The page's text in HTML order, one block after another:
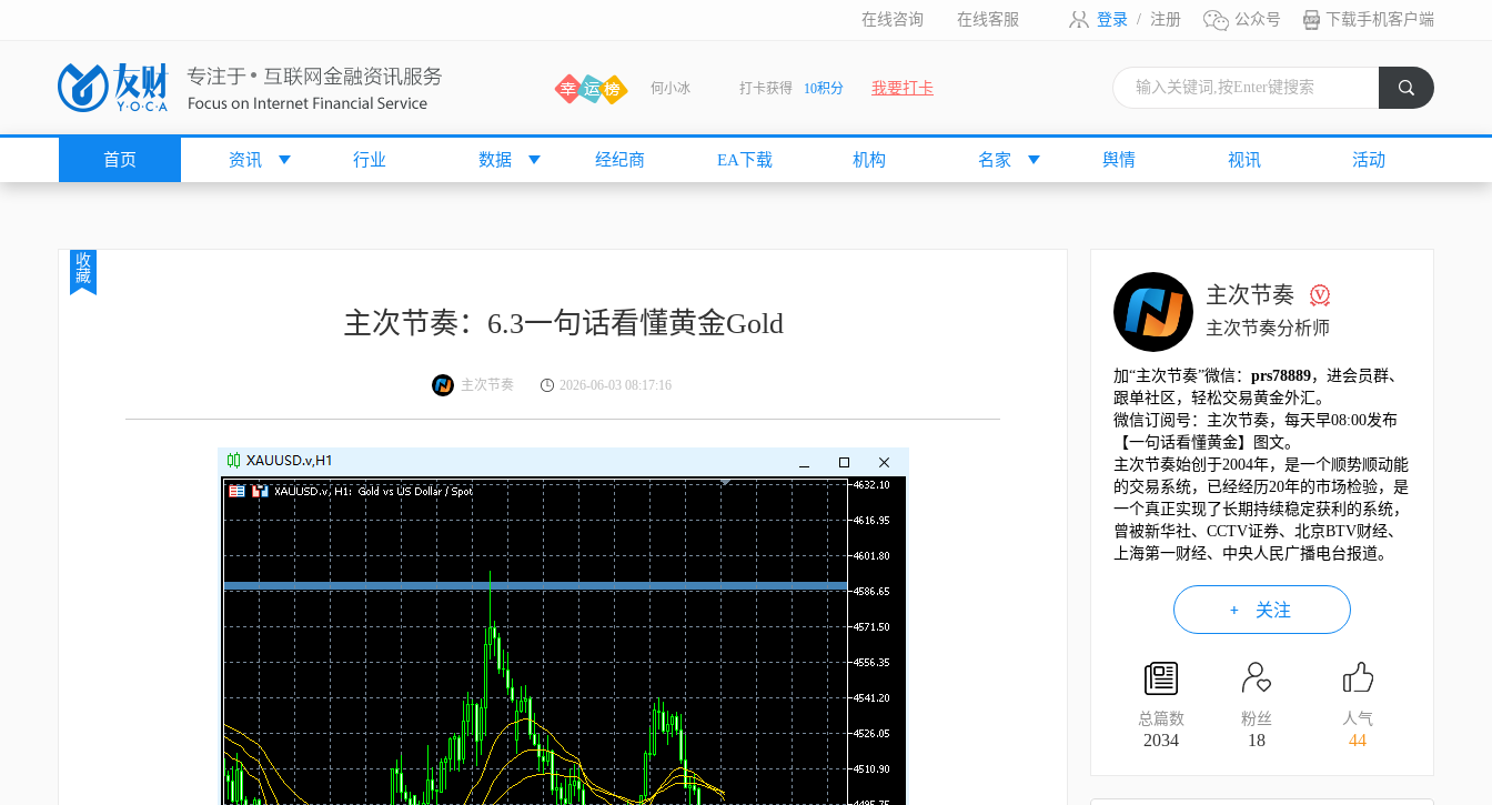
登录 / 注册 公众号 下载手机客户端
在线咨询 在线客服
何小冰 打卡获得 10积分
打卡获得
张尧浠 打卡获得
袁友江
20积分
张尧浠 打卡获得 10积分
何小冰 打卡获得 10积分
张尧浠 打卡获得 20积分
何小冰 打卡获得 15积分
张尧浠 打卡获得 15积分
张尧浠 打卡获得 10积分
袁友江 打卡获得 20积分
张尧浠 打卡获得 15积分
袁友江 打卡获得 10积分
张尧浠 打卡获得 20积分
我要打卡
首页 资讯 行业 数据 经纪商 EA下载 机构 名家 舆情 视讯 活动
收
藏
主次节奏：6.3一句话看懂黄金Gold
主次节奏 2026-06-03 08:17:16
主次节奏
主次节奏分析师
加“主次节奏”微信： prs78889，进会员群、
跟单社区，轻松交易黄金外汇。
微信订阅号：主次节奏，每天早08:00发布
【一句话看懂黄金】图文。
主次节奏始创于2004年，是一个顺势顺动能
的交易系统，已经经历20年的市场检验，是
一个真正实现了长期持续稳定获利的系统，
曾被新华社、CCTV证券、北京BTV财经、
上海第一财经、中央人民广播电台报道。
关注
总篇数
2034
粉丝
18
人气
44